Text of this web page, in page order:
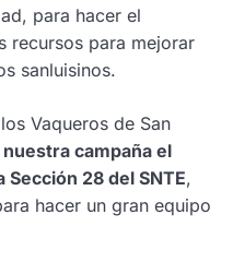
para hacer el
recursos para mejorar
sanluisinos.
Vaqueros de San
campaña el
28 del SNTE,
hacer un gran equipo